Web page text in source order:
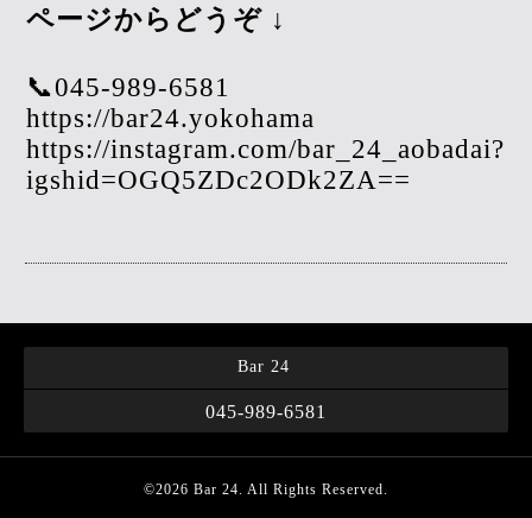
ページからどうぞ ↓
📞045-989-6581
https://bar24.yokohama
https://instagram.com/bar_24_aobadai?
igshid=OGQ5ZDc2ODk2ZA==
Bar 24
045-989-6581
©2026 Bar 24. All Rights Reserved.